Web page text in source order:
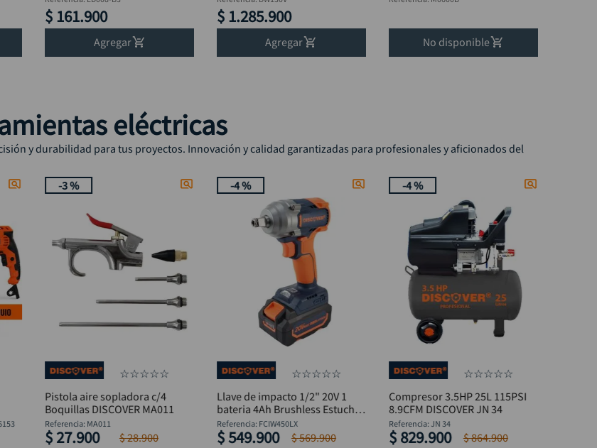
$ 161.900
Agregar
$ 1.285.900
Agregar No disponible
eléctricas
y durabilidad para tus proyectos. Innovación y calidad garantizadas para profesionales y aficionados del
-3 %
☆☆☆☆☆
Pistola aire sopladora c/4
Boquillas DISCOVER MA011
Referencia: MA011
$ 27.900 $28.900
-4 %
☆☆☆☆☆
Llave de impacto 1/2" 20V 1
bateria 4Ah Brushless Estuche
Discover
Referencia: FCIW450LX
$549.900 $569.900
-4 %
☆☆☆☆☆
Compresor 3.5HP 25L 115PSI
8.9CFM DISCOVER JN 34
Referencia: JN 34
$ 829.900 $864.900